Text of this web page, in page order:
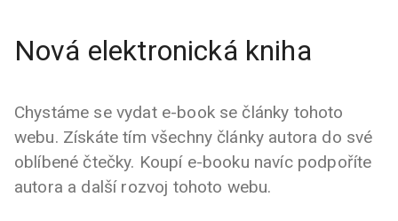
Nová elektronická kniha
Chystáme se vydat e-book se články tohoto
webu. Získáte tím všechny články autora do své
oblíbené čtečky. Koupí e-booku navíc podpoříte
autora a další rozvoj tohoto webu.